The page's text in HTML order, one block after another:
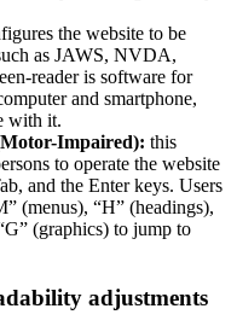
the website to be
as JAWS, NVDA,
reader is software for
and smartphone,
with it.
Impaired): this
to operate the website
and the Enter keys. Users
(menus), “H” (headings),
(graphics) to jump to
adjustments